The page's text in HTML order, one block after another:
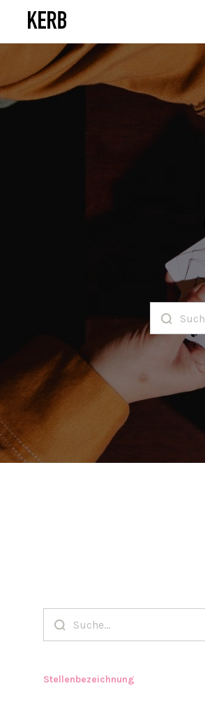
Stellenbezeichnung